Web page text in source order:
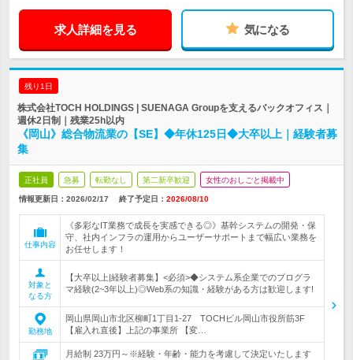
求人詳細を見る 気になる
残り1日
株式会社TOCH HOLDINGS | SUENAGA Groupを支えるバックオフィス｜
週休2日制｜残業25h以内
《岡山》総合物流業の【SE】◆年休125日◆大卒以上｜経験者募
集
正社員 急募 転勤なし 第二新卒歓迎 女性のおしごと掲載中
情報更新日：2026/02/17 終了予定日： 2026/08/10
仕事内容
《多彩なIT業務で成長を実感できる◎》基幹システムの開発・保
守、社内インフラの運用からユーザーサポートまで幅広い業務を
お任せします！
対象と
なる方
【大卒以上|経験者募集】<必須>◆システム系企業でのプログラ
マ経験(2~3年以上)◎Web系の知識・経験がある方は歓迎します!
勤務地
岡山県岡山市北区柳町1丁目1-27 TOCHビル岡山市役所筋3F
【雇入れ直後】上記の事業所 【変…
月給制 23万円～※経験・年齢・能力を考慮して決定いたします